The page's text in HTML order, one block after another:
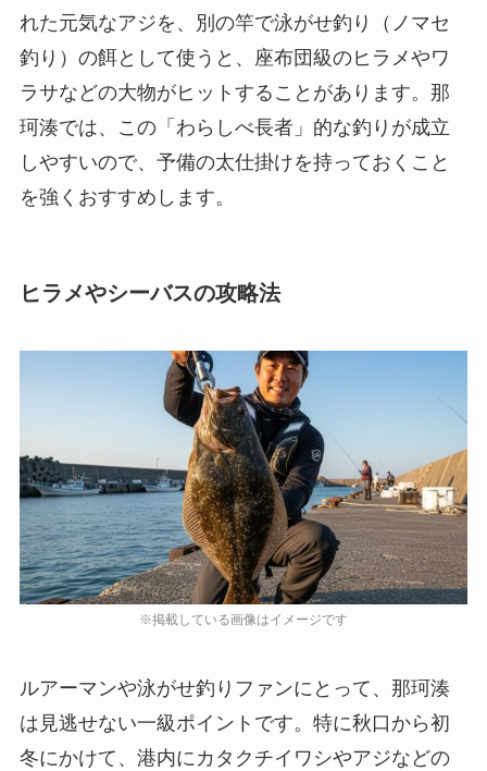
れた元気なアジを、別の竿で泳がせ釣り（ノマセ
釣り）の餌として使うと、座布団級のヒラメやワ
ラサなどの大物がヒットすることがあります。那
珂湊では、この「わらしべ長者」的な釣りが成立
しやすいので、予備の太仕掛けを持っておくこと
を強くおすすめします。
ヒラメやシーバスの攻略法
ルアーマンや泳がせ釣りファンにとって、那珂湊
は見逃せない一級ポイントです。特に秋口から初
冬にかけて、港内にカタクチイワシやアジなどの